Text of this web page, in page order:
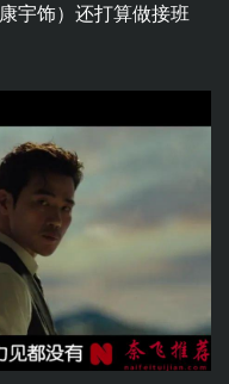
宇饰）还打算做接班